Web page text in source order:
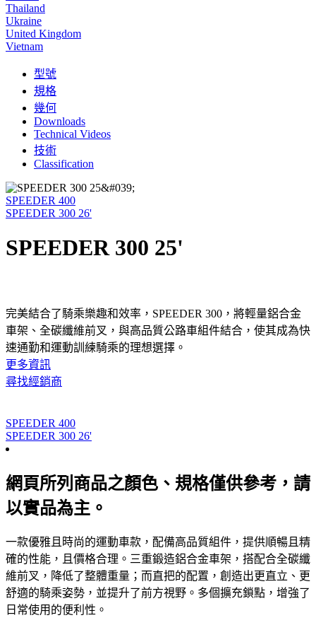
Thailand
Ukraine
United Kingdom
Vietnam
型號
規格
幾何
Downloads
Technical Videos
技術
Classification
SPEEDER 400
SPEEDER 300 26'
SPEEDER 300 25'
完美結合了騎乘樂趣和效率，SPEEDER 300，將輕量鋁合金
車架、全碳纖維前叉，與高品質公路車組件結合，使其成為快
速通勤和運動訓練騎乘的理想選擇。
更多資訊
尋找經銷商
SPEEDER 400
SPEEDER 300 26'
網頁所列商品之顏色、規格僅供參考，請
以實品為主。
一款優雅且時尚的運動車款，配備高品質組件，提供順暢且精
確的性能，且價格合理。三重鍛造鋁合金車架，搭配合全碳纖
維前叉，降低了整體重量；而直把的配置，創造出更直立、更
舒適的騎乘姿勢，並提升了前方視野。多個擴充鎖點，增強了
日常使用的便利性。